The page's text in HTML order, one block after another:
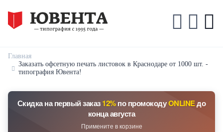
Главная
Заказать офсетную печать листовок в Краснодаре от 1000 шт. -
типография Ювента!
Скидка на первый заказ12%по промокодуONLINEдо
конца августа
Примените в корзине